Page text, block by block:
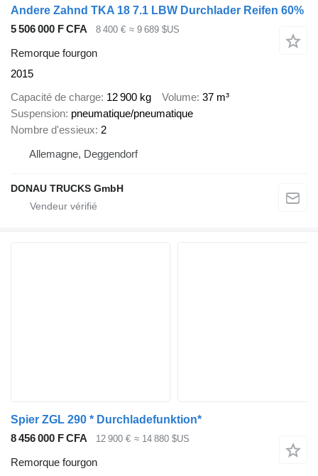
Andere Zahnd TKA 18 7.1 LBW Durchlader Reifen 60%
5 506 000 F CFA
8 400 € ≈ 9 689 $US
Remorque fourgon
2015
Capacité de charge 12 900 kg Volume 37 m³
Suspension pneumatique/pneumatique
Nombre d'essieux 2
Allemagne, Deggendorf
DONAU TRUCKS GmbH
Spier ZGL 290 * Durchladefunktion*
8 456 000 F CFA
12 900 € ≈ 14 880 $US
Remorque fourgon